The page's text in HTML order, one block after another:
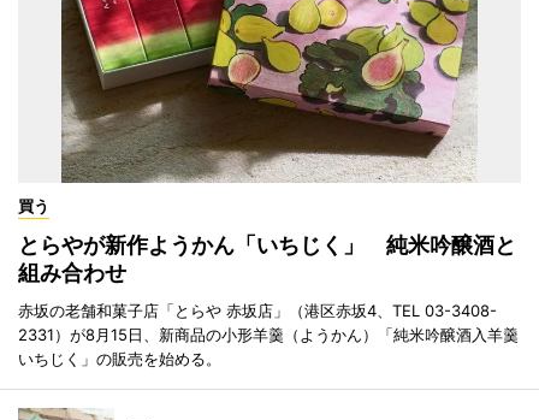
買う
とらやが新作ようかん「いちじく」 純米吟醸酒と
組み合わせ
赤坂の老舗和菓子店「とらや 赤坂店」（港区赤坂4、TEL 03-3408-
2331）が8月15日、新商品の小形羊羹（ようかん）「純米吟醸酒入羊羹
いちじく」の販売を始める。